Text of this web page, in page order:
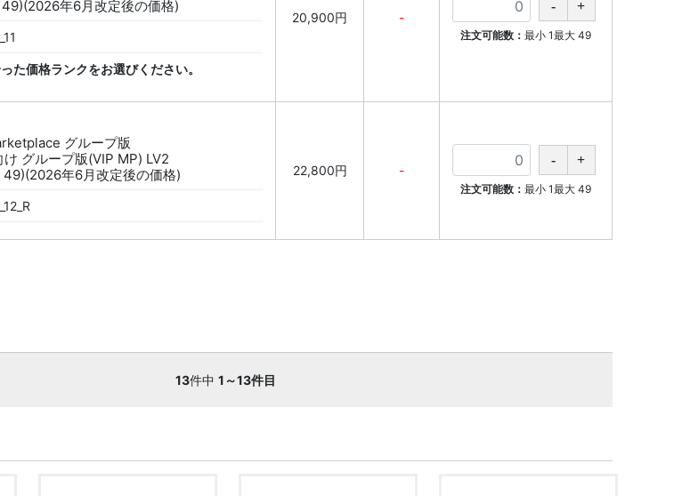
年6月改定後の価格)
た価格ランクをお選びください。
20,900円 -
注文可能数： 最小 1最大 49
グループ版
グループ版(VIP MP) LV2
年6月改定後の価格)
22,800円 -
注文可能数： 最小 1最大 49
13件中 1～13件目